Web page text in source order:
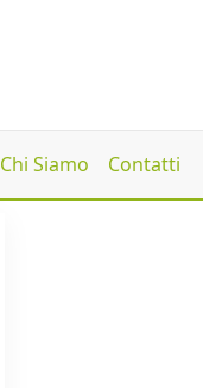
Chi Siamo Contatti